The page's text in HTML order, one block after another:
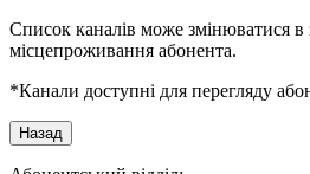
Список каналів може змінюватися в
місцепроживання абонента.
*Канали доступні для перегляду